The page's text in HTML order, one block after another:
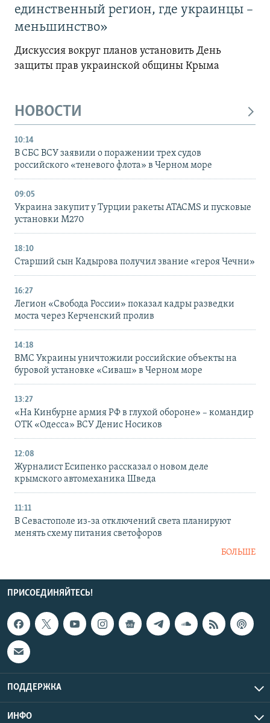
единственный регион, где украинцы –
меньшинство»
Дискуссия вокруг планов установить День
защиты прав украинской общины Крыма
НОВОСТИ
10:14
В СБС ВСУ заявили о поражении трех судов
российского «теневого флота» в Черном море
09:05
Украина закупит у Турции ракеты ATACMS и пусковые
установки M270
18:10
Старший сын Кадырова получил звание «героя Чечни»
16:27
Легион «Свобода России» показал кадры разведки
моста через Керченский пролив
14:18
ВМС Украины уничтожили российские объекты на
буровой установке «Сиваш» в Черном море
13:27
«На Кинбурне армия РФ в глухой обороне» – командир
ОТК «Одесса» ВСУ Денис Носиков
12:08
Журналист Есипенко рассказал о новом деле
крымского автомеханика Шведа
11:11
В Севастополе из-за отключений света планируют
менять схему питания светофоров
БОЛЬШЕ
ПРИСОЕДИНЯЙТЕСЬ!
ПОДДЕРЖКА
ИНФО